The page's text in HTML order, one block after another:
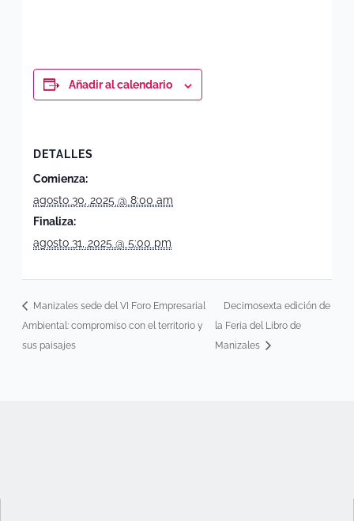
Añadir al calendario
DETALLES
Comienza:
agosto 30, 2025 @ 8:00 am
Finaliza:
agosto 31, 2025 @ 5:00 pm
Manizales sede del VI Foro Empresarial
Ambiental: compromiso con el territorio y
sus paisajes
Decimosexta edición de
la Feria del Libro de
Manizales